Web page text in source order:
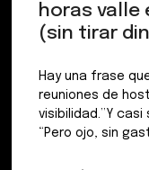
horas valle
(sin tirar
Hay una frase
reuniones de
visibilidad.”Y
“Pero ojo, sin